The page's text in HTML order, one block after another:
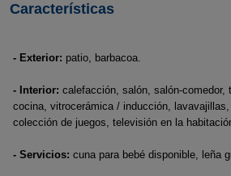
Características
- Exterior: patio, barbacoa.
- Interior: calefacción, salón, salón-comedor,
cocina, vitrocerámica / inducción,
colección de juegos, televisión en la
- Servicios: cuna para bebé disponible, leña